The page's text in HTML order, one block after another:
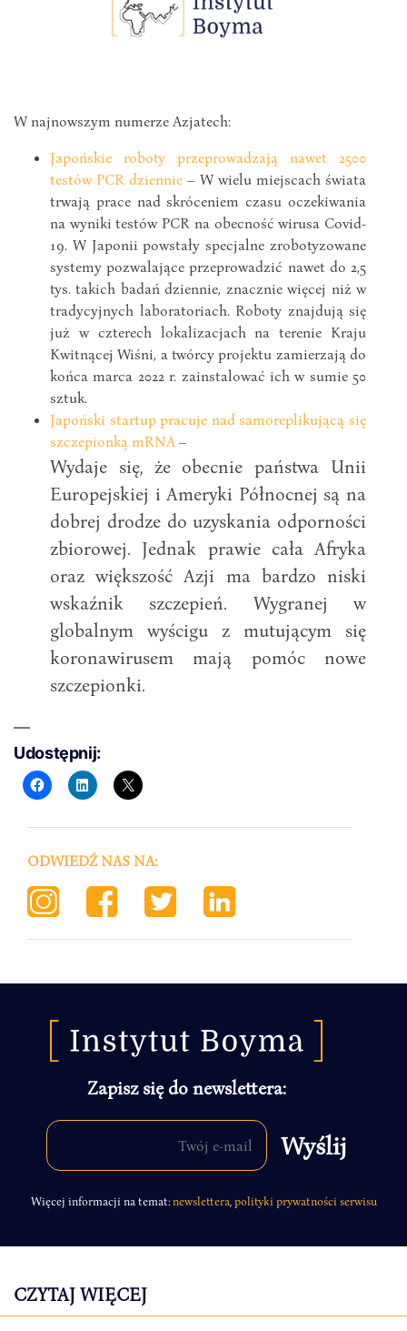
W najnowszym numerze Azjatech:
Japońskie roboty przeprowadzają nawet 2500
testów PCR dziennie – W wielu miejscach świata
trwają prace nad skróceniem czasu oczekiwania
na wyniki testów PCR na obecność wirusa Covid-
19. W Japonii powstały specjalne zrobotyzowane
systemy pozwalające przeprowadzić nawet do 2,5
tys. takich badań dziennie, znacznie więcej niż w
tradycyjnych laboratoriach. Roboty znajdują się
już w czterech lokalizacjach na terenie Kraju
Kwitnącej Wiśni, a twórcy projektu zamierzają do
końca marca 2022 r. zainstalować ich w sumie 50
sztuk.
Japoński startup pracuje nad samoreplikującą się
szczepionką mRNA –
Wydaje się, że obecnie państwa Unii
Europejskiej i Ameryki Północnej są na
dobrej drodze do uzyskania odporności
zbiorowej. Jednak prawie cała Afryka
oraz większość Azji ma bardzo niski
wskaźnik szczepień. Wygranej w
globalnym wyścigu z mutującym się
koronawirusem mają pomóc nowe
szczepionki.
Udostępnij:
ODWIEDŹ NAS NA:
Zapisz się do newslettera:
Więcej informacji na temat:newslettera polityki prywatności serwisu
CZYTAJ WIĘCEJ